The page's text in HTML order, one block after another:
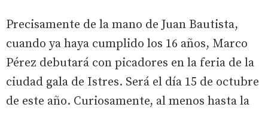
Precisamente de la mano de Juan Bautista,
cuando ya haya cumplido los 16 años, Marco
Pérez debutará con picadores en la feria de la
ciudad gala de Istres. Será el día 15 de octubre
de este año. Curiosamente, al menos hasta la